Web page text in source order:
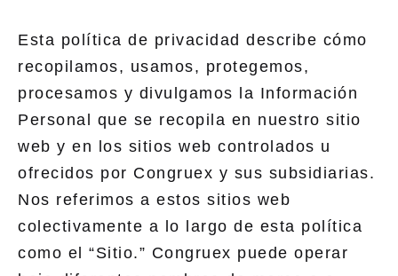
Esta política de privacidad describe cómo
recopilamos, usamos, protegemos,
procesamos y divulgamos la Información
Personal que se recopila en nuestro sitio
web y en los sitios web controlados u
ofrecidos por Congruex y sus subsidiarias.
Nos referimos a estos sitios web
colectivamente a lo largo de esta política
como el “Sitio.” Congruex puede operar